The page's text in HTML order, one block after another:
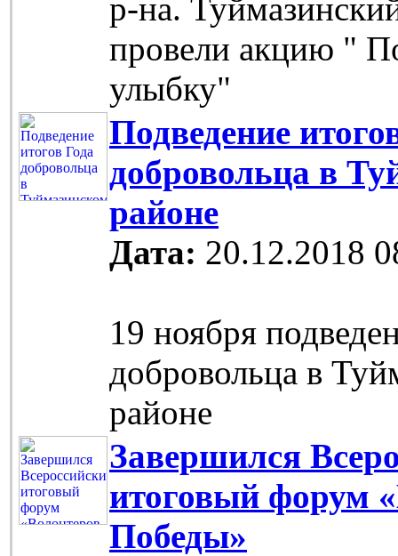
р-на.
провели акцию "
улыбку"
Подведение
добровольца в
районе
Дата: 20.12.2018
19 ноября
добровольца в
районе
Завершился
итоговый форум
Победы»